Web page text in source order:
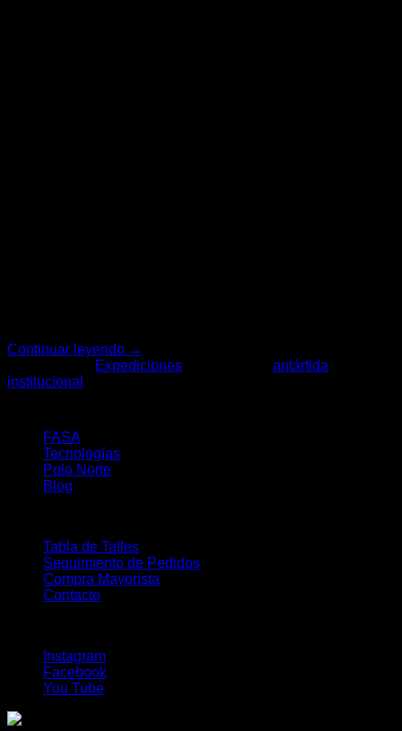
Continuar leyendo →
Expediciones antártida
institucional
FASA
Tecnologías
Polo Norte
Blog
Tabla de Talles
Seguimiento de Pedidos
Compra Mayorista
Contacto
Instagram
Facebook
You Tube